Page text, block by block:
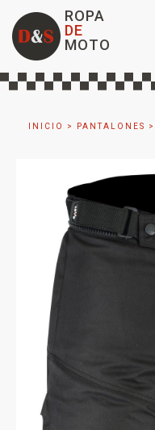
ROPA
DE
MOTO
INICIO > PANTALONES >